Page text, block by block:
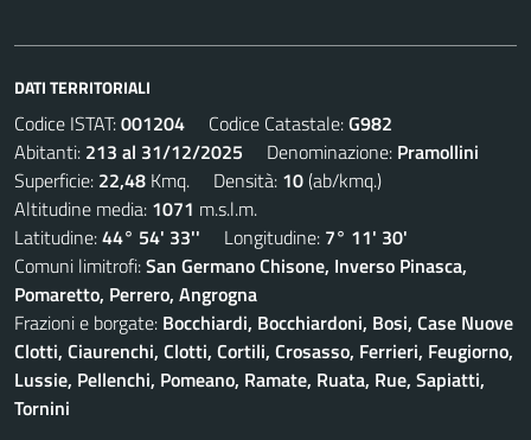
DATI TERRITORIALI
Codice ISTAT:001204 Codice Catastale:G982
Abitanti: 213 al 31/12/2025 Denominazione: Pramollini
Superficie: 22,48 Kmq. Densità: 10(ab/kmq.)
Altitudine media: 1071 m.s.l.m.
Latitudine:44° 54' 33'' Longitudine: 7° 11' 30'
Comuni limitrofi:San Germano Chisone, Inverso Pinasca,
Pomaretto, Perrero, Angrogna
Frazioni e borgate: Bocchiardi, Bocchiardoni, Bosi, Case Nuove
Clotti, Ciaurenchi, Clotti, Cortili, Crosasso, Ferrieri, Feugiorno,
Lussie, Pellenchi, Pomeano, Ramate, Ruata, Rue, Sapiatti,
Tornini